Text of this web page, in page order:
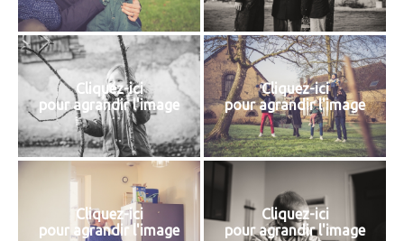
Cliquez-ici
pour agrandir l'image
Cliquez-ici
pour agrandir l'image
Cliquez-ici
pour agrandir l'image
Cliquez-ici
pour agrandir l'image